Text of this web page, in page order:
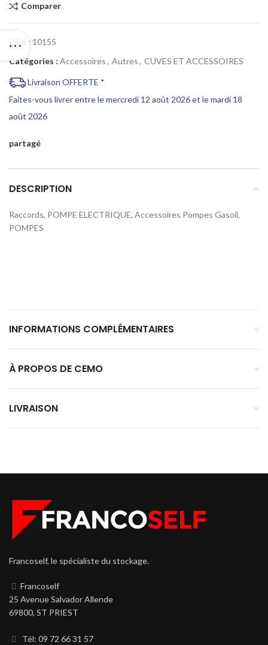
Comparer
UGS : 10155
Catégories : Accessoires, Autres, CUVES ET ACCESSOIRES
Livraison OFFERTE *
Faites-vous livrer entre le mercredi 12 août 2026 et le mardi 18
août 2026
partagé
DESCRIPTION
Raccords, POMPE ELECTRIQUE, Accessoires Pompes Gasoil,
POMPES
INFORMATIONS COMPLÉMENTAIRES
À PROPOS DE CEMO
LIVRAISON
Francoself, le spécialiste du stockage.
Francoself
25 Avenue Salvador Allende
69800, ST PRIEST
Tél: 09 72 66 31 57